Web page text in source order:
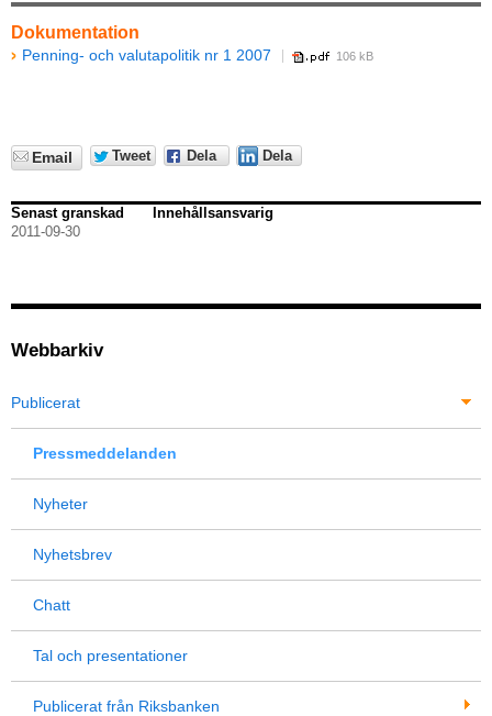
Dokumentation
Penning- och valutapolitik nr 1 2007 106 kB
Email Tweet Dela Dela
Senast granskad
2011-09-30
Innehållsansvarig
Webbarkiv
Publicerat
Pressmeddelanden
Nyheter
Nyhetsbrev
Chatt
Tal och presentationer
Publicerat från Riksbanken